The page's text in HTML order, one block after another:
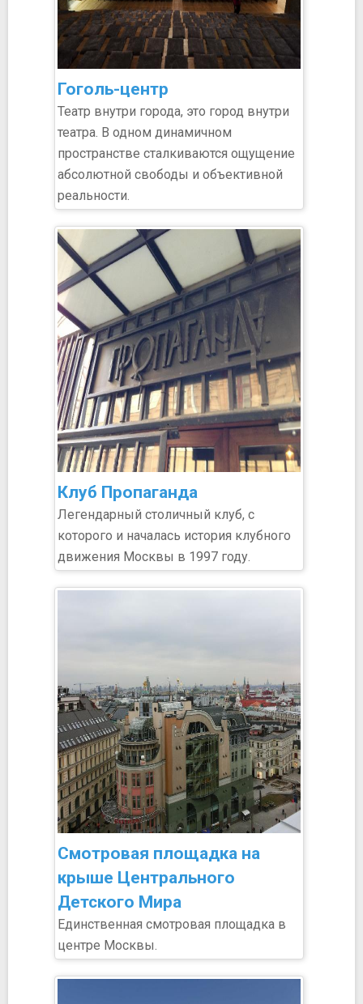
Гоголь-центр
Театр внутри города, это город внутри
театра. В одном динамичном
пространстве сталкиваются ощущение
абсолютной свободы и объективной
реальности.
Клуб Пропаганда
​Легендарный столичный клуб, с
которого и началась история клубного
движения Москвы в 1997 году.
Смотровая площадка на
крыше Центрального
Детского Мира
Единственная смотровая площадка в
центре Москвы.